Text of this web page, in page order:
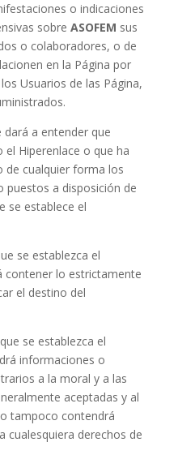
o indicaciones
sobre ASOFEM sus
o colaboradores, o de
en la Página por
Usuarios de las Página,
dará a entender que
el Hiperenlace o que ha
de cualquier forma los
puestos a disposición de
se establece el
se establezca el
contener lo estrictamente
el destino del
se establezca el
informaciones o
a la moral y a las
aceptadas y al
tampoco contendrá
cualesquiera derechos de